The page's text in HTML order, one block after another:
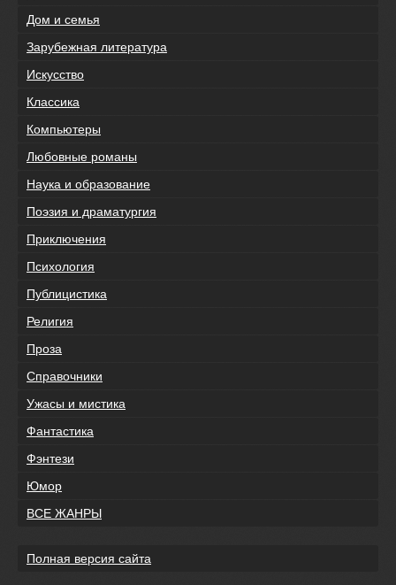
Дом и семья
Зарубежная литература
Искусство
Классика
Компьютеры
Любовные романы
Наука и образование
Поэзия и драматургия
Приключения
Психология
Публицистика
Религия
Проза
Справочники
Ужасы и мистика
Фантастика
Фэнтези
Юмор
ВСЕ ЖАНРЫ
Полная версия сайта